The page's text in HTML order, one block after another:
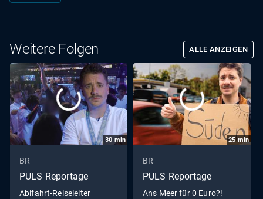
Weitere Folgen ALLE ANZEIGEN
30 min
BR
PULS Reportage
Abifahrt-Reiseleiter
25min
BR
PULS Reportage
Ans Meer für 0 Euro?!